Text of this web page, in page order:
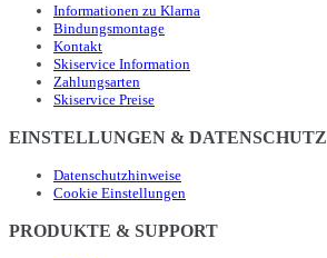
Informationen zu Klarna
Bindungsmontage
Kontakt
Skiservice Information
Zahlungsarten
Skiservice Preise
EINSTELLUNGEN & DATENSCHUTZ
Datenschutzhinweise
Cookie Einstellungen
PRODUKTE & SUPPORT